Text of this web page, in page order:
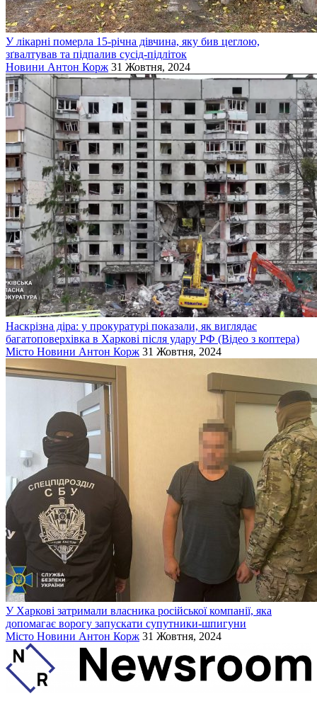
У лікарні померла 15-річна дівчина, яку бив цеглою,
зґвалтував та підпалив сусід-підліток
Новини Антон Корж 31 Жовтня, 2024
Наскрізна діра: у прокуратурі показали, як виглядає
багатоповерхівка в Харкові після удару РФ (Відео з коптера)
Місто Новини Антон Корж 31 Жовтня, 2024
У Харкові затримали власника російської компанії, яка
допомагає ворогу запускати супутники-шпигуни
Місто Новини Антон Корж 31 Жовтня, 2024